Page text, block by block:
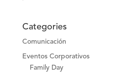
Categories
Comunicación
Eventos Corporativos
Family Day